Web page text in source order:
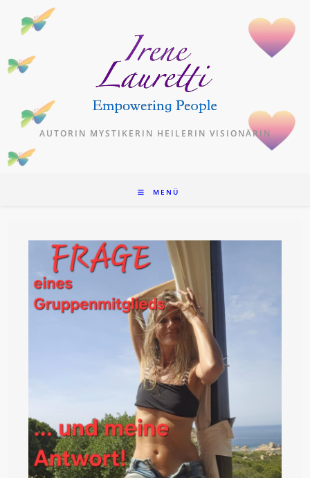
Inhalt
AUTORIN MYSTIKERIN HEILERIN VISIONÄRIN
MENÜ